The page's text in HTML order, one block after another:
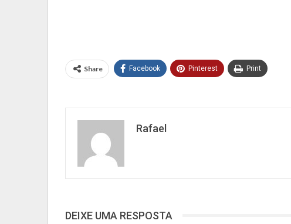
Share Facebook Pinterest Print
Rafael
DEIXE UMA RESPOSTA